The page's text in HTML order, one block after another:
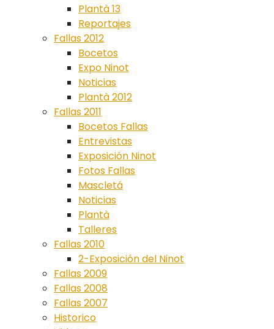
Plantà 13
Reportajes
Fallas 2012
Bocetos
Expo Ninot
Noticias
Plantà 2012
Fallas 2011
Bocetos Fallas
Entrevistas
Exposición Ninot
Fotos Fallas
Mascletá
Noticias
Plantà
Talleres
Fallas 2010
2-Exposición del Ninot
Fallas 2009
Fallas 2008
Fallas 2007
Historico